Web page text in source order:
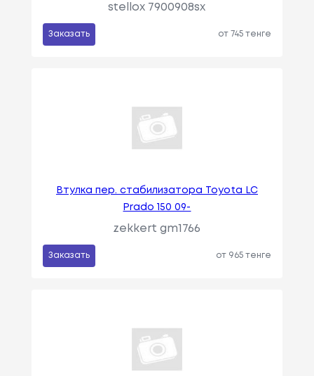
stellox 7900908sx
Заказать от 745 тенге
Втулка пер. стабилизатора Toyota LC
Prado 150 09-
zekkert gm1766
Заказать от 965 тенге